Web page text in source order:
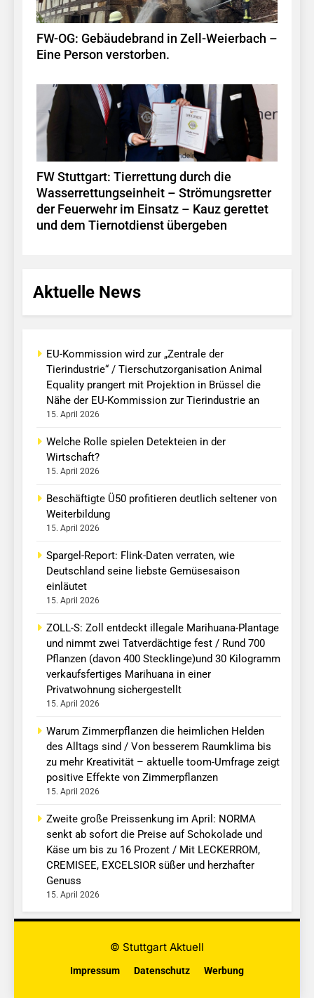
FW-OG: Gebäudebrand in Zell-Weierbach –
Eine Person verstorben.
FW Stuttgart: Tierrettung durch die
Wasserrettungseinheit – Strömungsretter
der Feuerwehr im Einsatz – Kauz gerettet
und dem Tiernotdienst übergeben
Aktuelle News
EU-Kommission wird zur „Zentrale der
Tierindustrie“ / Tierschutzorganisation Animal
Equality prangert mit Projektion in Brüssel die
Nähe der EU-Kommission zur Tierindustrie an
15. April 2026
Welche Rolle spielen Detekteien in der
Wirtschaft?
15. April 2026
Beschäftigte Ü50 profitieren deutlich seltener von
Weiterbildung
15. April 2026
Spargel-Report: Flink-Daten verraten, wie
Deutschland seine liebste Gemüsesaison
einläutet
15. April 2026
ZOLL-S: Zoll entdeckt illegale Marihuana-Plantage
und nimmt zwei Tatverdächtige fest / Rund 700
Pflanzen (davon 400 Stecklinge)und 30 Kilogramm
verkaufsfertiges Marihuana in einer
Privatwohnung sichergestellt
15. April 2026
Warum Zimmerpflanzen die heimlichen Helden
des Alltags sind / Von besserem Raumklima bis
zu mehr Kreativität – aktuelle toom-Umfrage zeigt
positive Effekte von Zimmerpflanzen
15. April 2026
Zweite große Preissenkung im April: NORMA
senkt ab sofort die Preise auf Schokolade und
Käse um bis zu 16 Prozent / Mit LECKERROM,
CREMISEE, EXCELSIOR süßer und herzhafter
Genuss
15. April 2026
© Stuttgart Aktuell
Impressum Datenschutz Werbung